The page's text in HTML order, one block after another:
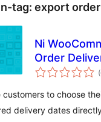
tag: export order
Ni
Order
customers to choose
delivery dates